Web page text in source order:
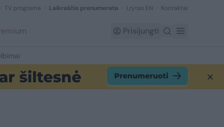
TV programa Laikraščio prenumerata Lrytas EN Kontaktai
Prisijungti